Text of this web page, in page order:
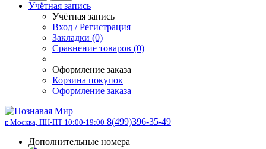
Учётная запись
Учётная запись
Вход / Регистрация
Закладки (0)
Сравнение товаров (0)
Оформление заказа
Корзина покупок
Оформление заказа
г. Москва, ПН-ПТ 10:00-19:00 8(499)396-35-49
Дополнительные номера